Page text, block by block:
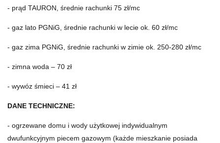
- prąd TAURON, średnie rachunki 75 zł/mc
- gaz lato PGNiG, średnie rachunki w lecie ok. 60 zł/mc
- gaz zima PGNiG, średnie rachunki w zimie ok. 250-280 zł/mc
- zimna woda – 70 zł
- wywóz śmieci – 41 zł
DANE TECHNICZNE:
- ogrzewane domu i wody użytkowej indywidualnym
dwufunkcyjnym piecem gazowym (każde mieszkanie posiada